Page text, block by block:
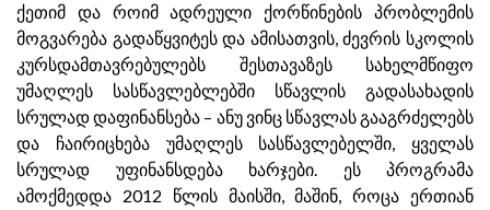
ქეთიმ და როიმ ადრეული ქორწინების პრობლემის
მოგვარება გადაწყვიტეს და ამისათვის, ძევრის სკოლის
კურსდამთავრებულებს შესთავაზეს სახელმწიფო
უმაღლეს სასწავლებლებში სწავლის გადასახადის
სრულად დაფინანსება – ანუ ვინც სწავლას გააგრძელებს
და ჩაირიცხება უმაღლეს სასწავლებელში, ყველას
სრულად უფინანსდება ხარჯები. ეს პროგრამა
ამოქმედდა 2012 წლის მაისში, მაშინ, როცა ერთიან